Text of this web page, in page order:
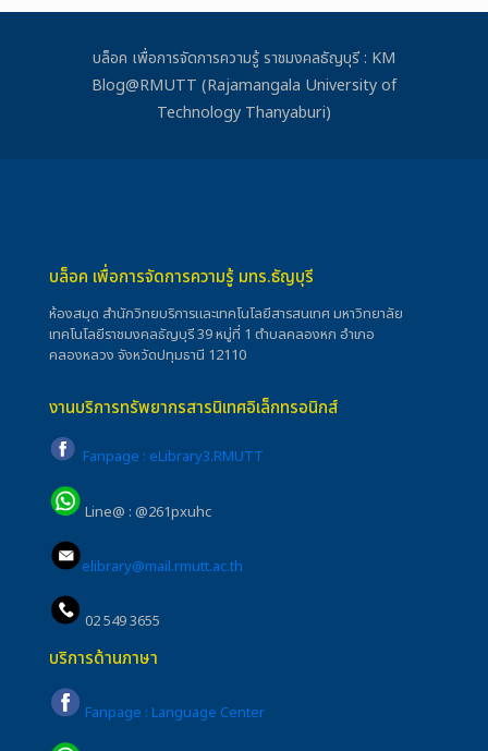
บล็อค เพื่อการจัดการความรู้ ราชมงคลธัญบุรี : KM
Blog@RMUTT (Rajamangala University of
Technology Thanyaburi)
บล็อค เพื่อการจัดการความรู้ มทร.ธัญบุรี
ห้องสมุด สำนักวิทยบริการและเทคโนโลยีสารสนเทศ มหาวิทยาลัย
เทคโนโลยีราชมงคลธัญบุรี 39 หมู่ที่ 1 ตำบลคลองหก อำเภอ
คลองหลวง จังหวัดปทุมธานี 12110
งานบริการทรัพยากรสารนิเทศอิเล็กทรอนิกส์
Fanpage : eLibrary3.RMUTT
Line@ : @261pxuhc
elibrary@mail.rmutt.ac.th
02 549 3655
บริการด้านภาษา
Fanpage : Language Center